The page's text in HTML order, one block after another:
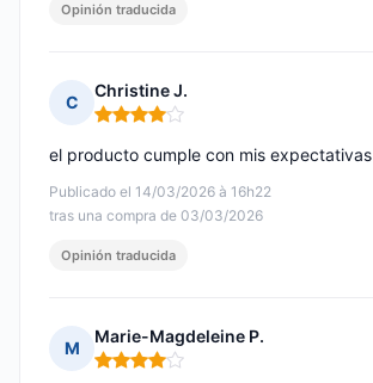
Opinión traducida
C
Christine J.
Nota: 4 de 5
Publicado el 14/03/2026 à 16h22
tras una compra de 03/03/2026
el producto cumple con mis expectativas
Opinión traducida
M
Marie-Magdeleine P.
Nota: 4 de 5